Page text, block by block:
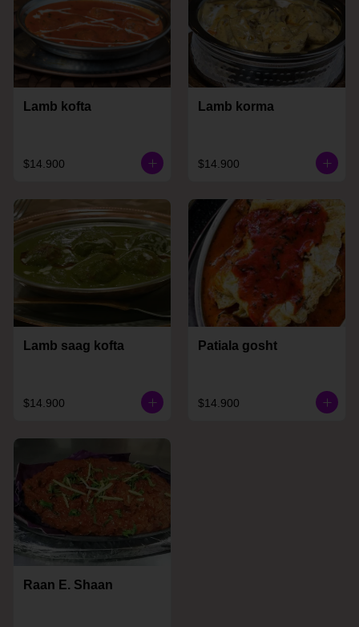
Lamb kofta
$14.900
Lamb korma
$14.900
Lamb saag kofta
$14.900
Patiala gosht
$14.900
Raan E. Shaan